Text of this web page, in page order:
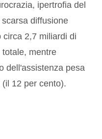
ipertrofia del
diffusione
2,7 miliardi di
mentre
dell'assistenza pesa
12 per cento).